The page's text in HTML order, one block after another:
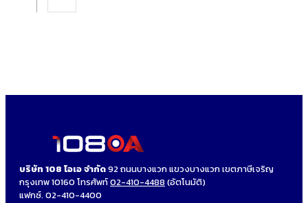
บริษัท 108 โอเอ จำกัด92 ถนนบางแวก แขวงบางแวก เขตภาษีเจริญ
กรุงเทพ 10160 โทรศัพท์02-410-4488 (อัตโนมัติ)
แฟกซ์. 02-410-4400